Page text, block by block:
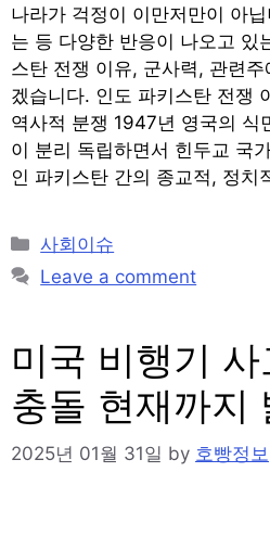
나라가 걱정이 이만저만이 아
는 등 다양한 반응이 나오고 있
스탄 전쟁 이유, 군사력, 관련
겠습니다. 인도 파키스탄 전쟁
역사적 분쟁 1947년 영국의 식
이 분리 독립하면서 힌두교 국
인 파키스탄 간의 종교적, 정치
Categories
사회이슈
Leave a comment
미국 비행기
충돌 현재까지
2025년 01월 31일 by 호빵정보